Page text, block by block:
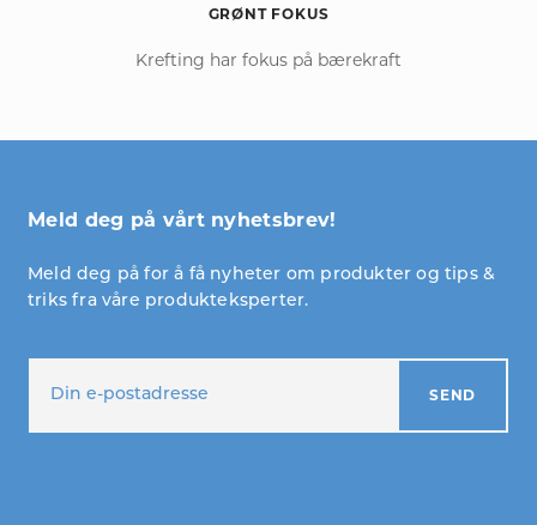
GRØNT FOKUS
Krefting har fokus på bærekraft
Meld deg på vårt nyhetsbrev!
Meld deg på for å få nyheter om produkter og tips &
triks fra våre produkteksperter.